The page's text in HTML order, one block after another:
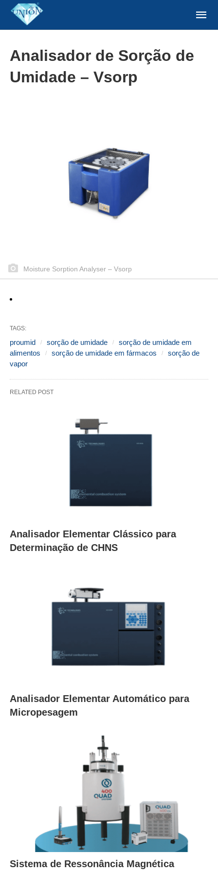
Analisador de Sorção de
Umidade – Vsorp
Moisture Sorption Analyser – Vsorp
TAGS:
proumid sorção de umidade
sorção de umidade em
alimentos
sorção de umidade em fármacos
sorção de
vapor
RELATED POST
Analisador Elementar Clássico para
Determinação de CHNS
Analisador Elementar Automático para
Micropesagem
Sistema de Ressonância Magnética